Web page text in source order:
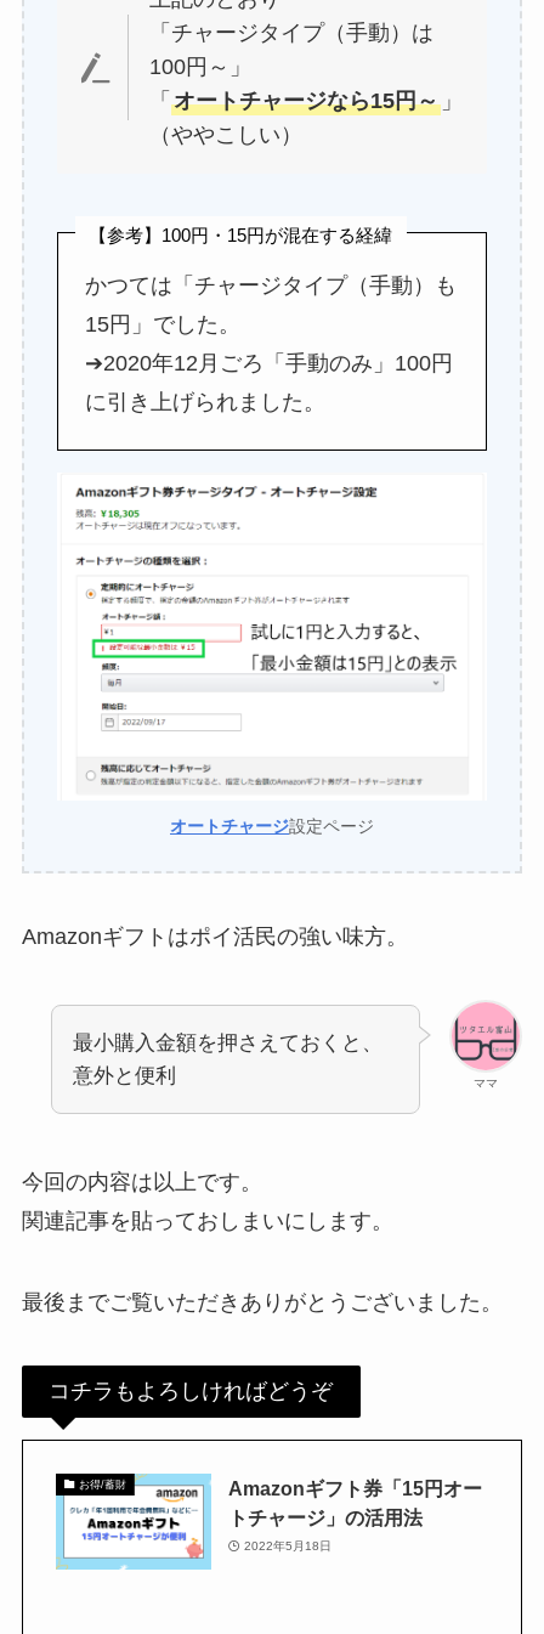
第一生命支店
「チャージタイプ（手動）は
100円～」
「 オートチャージなら15円～」
（ややこしい）
【参考】100円・15円が混在する経緯
かつては「チャージタイプ（手動）も
15円」でした。
➔2020年12月ごろ「手動のみ」100円
に引き上げられました。
オートチャージ設定ページ
Amazonギフトはポイ活民の強い味方。
ママ
最小購入金額を押さえておくと、
意外と便利
今回の内容は以上です。
関連記事を貼っておしまいにします。
最後までご覧いただきありがとうございました。
コチラもよろしければどうぞ
お得/蓄財
Amazonギフト券「15円オー
トチャージ」の活用法
2022年5月18日